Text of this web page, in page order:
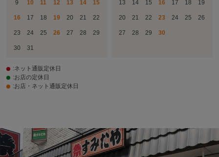
9 10 11 12 13 14 15
16 17 18 19 20 21 22
23 24 25 26 27 28 29
30 31
13 14 15 16 17 18 19
20 21 22 23 24 25 26
27 28 29 30
:ネット通販定休日
:お店の定休日
:お店・ネット通販定休日